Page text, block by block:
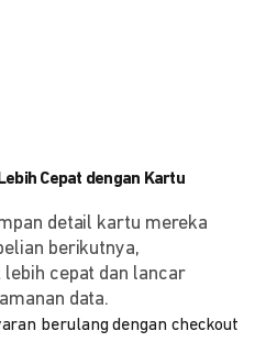
Cepat dengan Kartu
detail kartu mereka
berikutnya,
cepat dan lancar
data.
berulang dengan checkout